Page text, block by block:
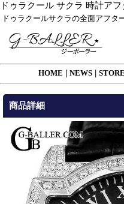
ドゥラクール サクラ 時計ア
ドゥラクールサクラの全面アフタ
HOME NEWS STORE
商品詳細